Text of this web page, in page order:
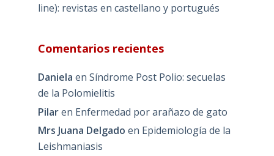
line): revistas en castellano y portugués
Comentarios recientes
Daniela en Síndrome Post Polio: secuelas
de la Polomielitis
Pilaren Enfermedad por arañazo de gato
Mrs Juana Delgado en Epidemiología de la
Leishmaniasis